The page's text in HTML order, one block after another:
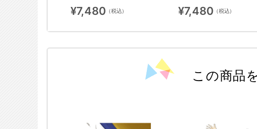
¥7,480 （税込） ¥7,480 （税込）
この商品